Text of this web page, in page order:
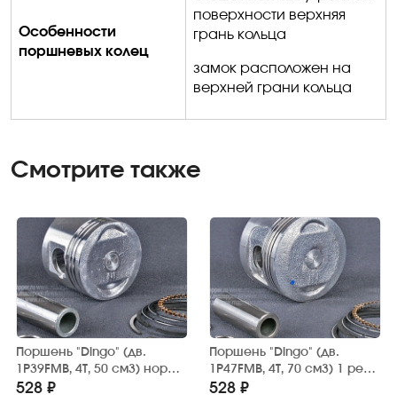
Особенности
поршневых колец
поверхности верхняя
грань кольца
замок расположен на
верхней грани кольца
Смотрите также
Поршень "Dingo" (дв.
1P39FMB, 4Т, 50 см3) норм.
D=39,00 мм., палец D=13
528 ₽
Поршень "Dingo" (дв.
1P47FMB, 4Т, 70 см3) 1 рем.
D=47,25 мм., палец D=13
528 ₽